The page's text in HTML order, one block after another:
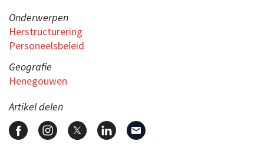
Onderwerpen
Herstructurering
Personeelsbeleid
Geografie
Henegouwen
Artikel delen